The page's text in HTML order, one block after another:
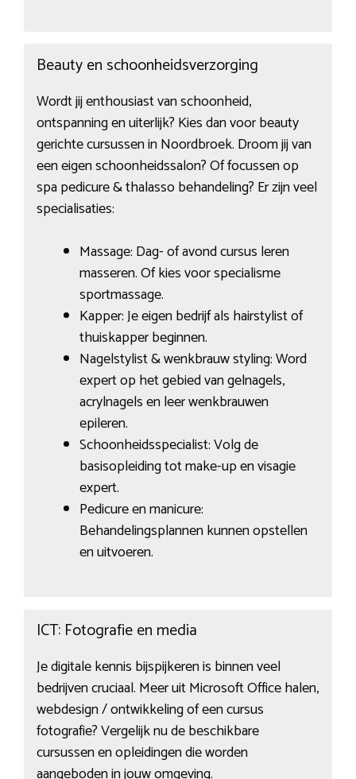
Beauty en schoonheidsverzorging
Wordt jij enthousiast van schoonheid,
ontspanning en uiterlijk? Kies dan voor beauty
gerichte cursussen in Noordbroek. Droom jij van
een eigen schoonheidssalon? Of focussen op
spa pedicure & thalasso behandeling? Er zijn veel
specialisaties:
Massage: Dag- of avond cursus leren
masseren. Of kies voor specialisme
sportmassage.
Kapper: Je eigen bedrijf als hairstylist of
thuiskapper beginnen.
Nagelstylist & wenkbrauw styling: Word
expert op het gebied van gelnagels,
acrylnagels en leer wenkbrauwen
epileren.
Schoonheidsspecialist: Volg de
basisopleiding tot make-up en visagie
expert.
Pedicure en manicure:
Behandelingsplannen kunnen opstellen
en uitvoeren.
ICT: Fotografie en media
Je digitale kennis bijspijkeren is binnen veel
bedrijven cruciaal. Meer uit Microsoft Office halen,
webdesign / ontwikkeling of een cursus
fotografie? Vergelijk nu de beschikbare
cursussen en opleidingen die worden